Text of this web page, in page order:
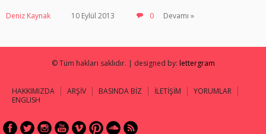
Deniz Kaynak 10 Eylül 2013 0 Devamı »
© Tüm hakları saklıdır. | designed by: lettergram
HAKKIMIZDA ARŞİV BASINDA BİZ İLETİŞİM
YORUMLAR
ENGLISH